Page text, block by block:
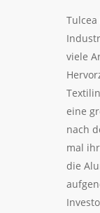
viele
eine
nach
mal
die